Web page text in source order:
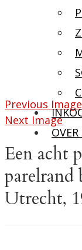
Previous Image
Next Image
Een acht
parelrand
Utrecht,